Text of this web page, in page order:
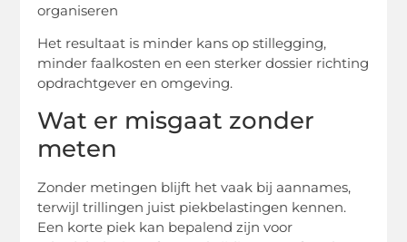
organiseren
Het resultaat is minder kans op stillegging,
minder faalkosten en een sterker dossier richting
opdrachtgever en omgeving.
Wat er misgaat zonder
meten
Zonder metingen blijft het vaak bij aannames,
terwijl trillingen juist piekbelastingen kennen.
Een korte piek kan bepalend zijn voor